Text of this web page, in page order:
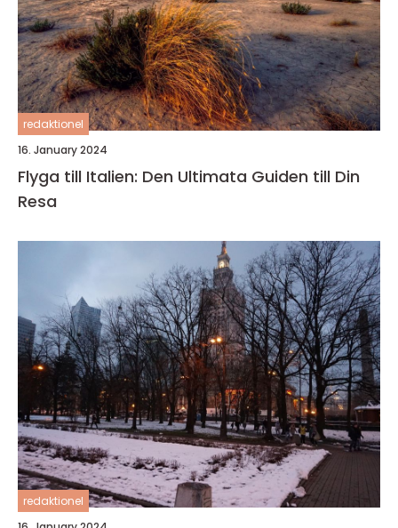
redaktionel
16. January 2024
Flyga till Italien: Den Ultimata Guiden till Din
Resa
redaktionel